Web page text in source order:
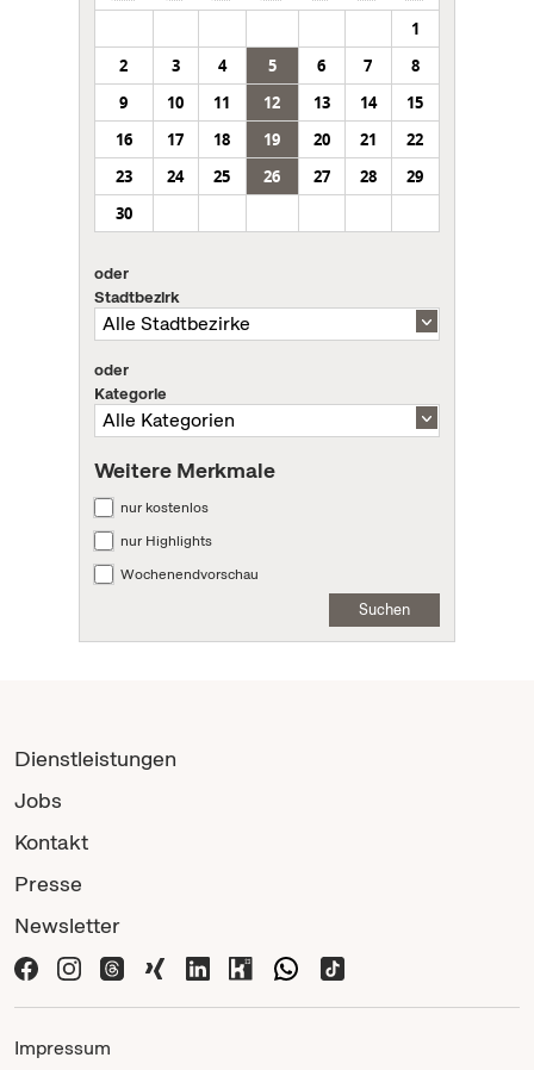
1
2
3 4 5 6 7
8
9
10 11 12 13 14
15
16
17 18 19 20 21
22
23
24 25 26 27 28
29
30
oder
Stadtbezirk
oder
Kategorie
Weitere Merkmale
nur kostenlos
nur Highlights
Wochenendvorschau
Suchen
Dienstleistungen
Jobs
Kontakt
Presse
Newsletter
Impressum